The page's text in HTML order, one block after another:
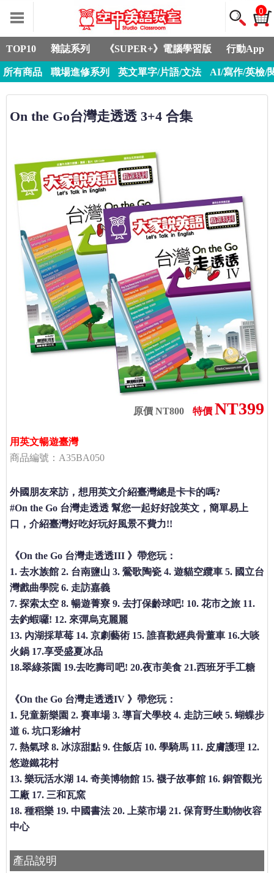
0
TOP10 雜誌系列 《SUPER+》電腦學習版 行動App
所有商品 職場進修系列 英文單字/片語/文法 AI/寫作/英檢/
On the Go台灣走透透 3+4 合集
原價 NT800 特價 NT399
用英文暢遊臺灣
商品編號：A35BA050
外國朋友來訪，想用英文介紹臺灣總是卡卡的嗎?
#On the Go 台灣走透透 幫您一起好好說英文，簡單易上
口，介紹臺灣好吃好玩好風景不費力!!
《On the Go 台灣走透透III 》帶您玩：
1. 去水族館 2. 台南鹽山 3. 鶯歌陶瓷 4. 遊貓空纜車 5. 國立台
灣戲曲學院 6. 走訪嘉義
7. 探索太空 8. 暢遊菁寮 9. 去打保齡球吧! 10. 花市之旅 11.
去釣蝦囉! 12. 來彈烏克麗麗
13. 內湖採草莓 14. 京劇藝術 15. 誰喜歡經典骨董車 16.大啖
火鍋 17.享受盛夏冰品
18.翠綠茶園 19.去吃壽司吧! 20.夜市美食 21.西班牙手工糖
《On the Go 台灣走透透IV 》帶您玩：
1. 兒童新樂園 2. 賽車場 3. 導盲犬學校 4. 走訪三峽 5. 蝴蝶步
道 6. 坑口彩繪村
7. 熱氣球 8. 冰涼甜點 9. 住飯店 10. 學騎馬 11. 皮膚護理 12.
悠遊鐵花村
13. 樂玩活水湖 14. 奇美博物館 15. 襪子故事館 16. 銅管觀光
工廠 17. 三和瓦窯
18. 種稻樂 19. 中國書法 20. 上菜市場 21. 保育野生動物收容
中心
產品說明